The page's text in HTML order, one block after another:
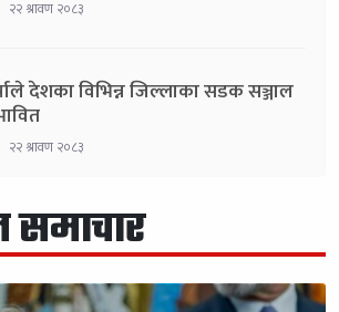
२२ श्रावण २०८३
देशका विभिन्न जिल्लाका सडक सञ्जाल
२२ श्रावण २०८३
समाचार